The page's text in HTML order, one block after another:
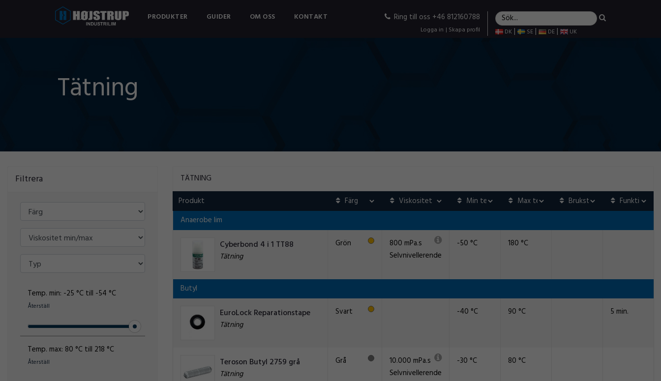
PRODUKTER GUIDER OM OSS KONTAKT Ring till oss +46 812160788
Logga in | Skapa profil DK | SE | DE | UK
Tätning
Filtrera
Temp. min: -25 °C till -54 °C
Återställ
Temp. max: 80 °C till 218 °C
Återställ
TÄTNING
Produkt
Anaerobe lim
Cyberbond 4 i 1 TT88
Tätning
Grön
800 mPa.s
Selvnivellerende
-50 °C 180 °C
Butyl
EuroLock Reparationstape
Tätning
Svart -40 °C 90 °C 5 min.
Teroson Butyl 2759 grå
Tätning
Grå
10.000 mPa.s
Selvnivellerende
-30 °C 80 °C